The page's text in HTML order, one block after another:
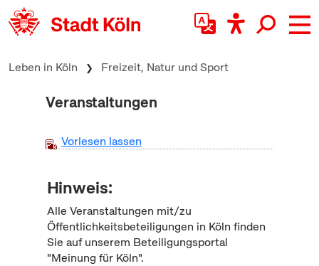
zum Inhalt springen
Leben in Köln Freizeit, Natur und Sport
Veranstaltungen
Vorlesen lassen
Hinweis:
Alle Veranstaltungen mit/zu
Öffentlichkeitsbeteiligungen in Köln finden
Sie auf unserem Beteiligungsportal
"Meinung für Köln".